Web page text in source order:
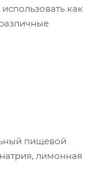
как
пищевой
лимонная